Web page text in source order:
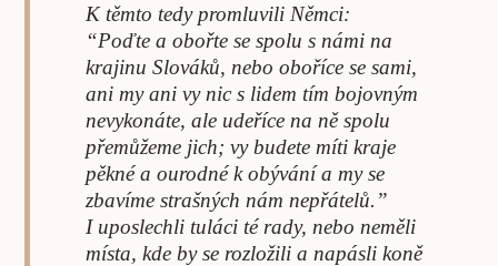
K těmto tedy promluvili Němci:
“Poďte a obořte se spolu s námi na
krajinu Slováků, nebo oboříce se sami,
ani my ani vy nic s lidem tím bojovným
nevykonáte, ale udeříce na ně spolu
přemůžeme jich; vy budete míti kraje
pěkné a ourodné k obývání a my se
zbavíme strašných nám nepřátelů.”
I uposlechli tuláci té rady, nebo neměli
místa, kde by se rozložili a napásli koně